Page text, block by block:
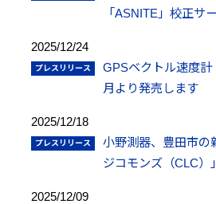
「ASNITE」校正サ
2025/12/24
GPSベクトル速度計
月より発売します
2025/12/18
小野測器、豊田市の
ジコモンズ（CLC）
2025/12/09